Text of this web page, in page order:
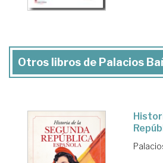
Otros libros de Palacios